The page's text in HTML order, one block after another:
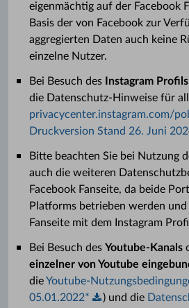
eigenmächtig auf der Facebook
Basis der von Facebook zur
aggregierten Daten auch keine
einzelne Nutzer.
Bei Besuch des Instagram Profils
die Datenschutz-Hinweise für
privacycenter.instagram.com/
Druckversion Stand 26. Juni
Bitte beachten Sie bei Nutzung
auch die weiteren
Facebook Fanseite, da beide
Platforms betrieben werden und
Fanseite mit dem Instagram
Bei Besuch des Youtube-Kanals
einzelner von Youtube
dieYoutube-
05.01.2022*
) und die